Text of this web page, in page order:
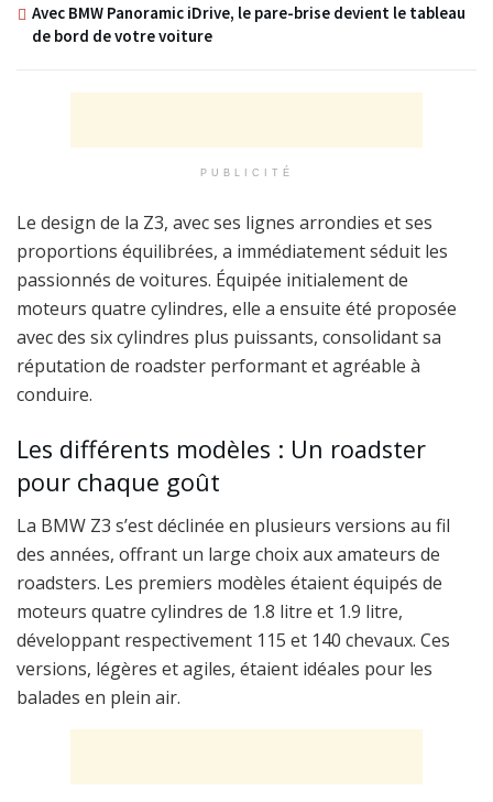
Avec BMW Panoramic iDrive, le pare-brise devient le tableau
de bord de votre voiture
PUBLICITÉ
Le design de la Z3, avec ses lignes arrondies et ses
proportions équilibrées, a immédiatement séduit les
passionnés de voitures. Équipée initialement de
moteurs quatre cylindres, elle a ensuite été proposée
avec des six cylindres plus puissants, consolidant sa
réputation de roadster performant et agréable à
conduire.
Les différents modèles : Un roadster
pour chaque goût
La BMW Z3 s’est déclinée en plusieurs versions au fil
des années, offrant un large choix aux amateurs de
roadsters. Les premiers modèles étaient équipés de
moteurs quatre cylindres de 1.8 litre et 1.9 litre,
développant respectivement 115 et 140 chevaux. Ces
versions, légères et agiles, étaient idéales pour les
balades en plein air.